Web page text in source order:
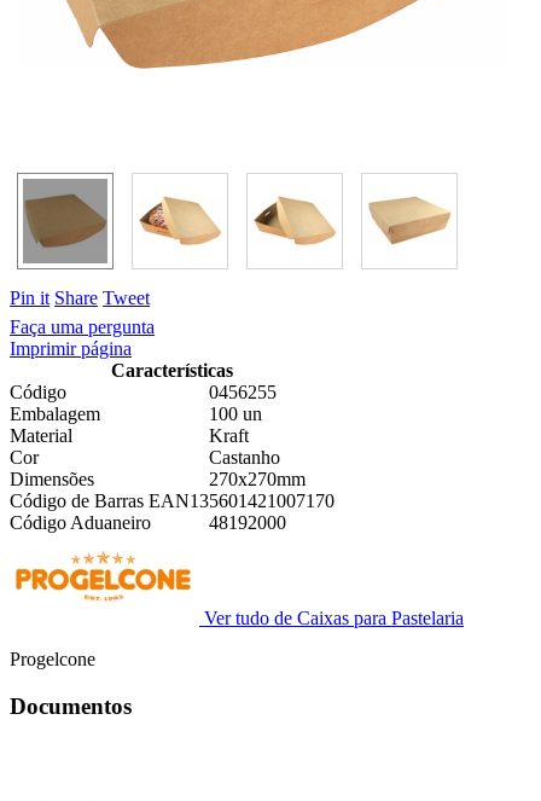
Pin it Share Tweet
Faça uma pergunta
Imprimir página
Características
Código
0456255
Embalagem
100 un
Material
Kraft
Cor
Castanho
Dimensões
270x270mm
Código de Barras EAN135601421007170
Código Aduaneiro
48192000
Ver tudo de Caixas para Pastelaria
Progelcone
Documentos